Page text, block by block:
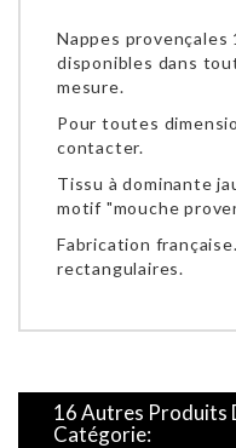
Nappes provençales
disponibles dans
mesure.
Pour toutes
contacter.
Tissu à dominante
motif "mouche
Fabrication
rectangulaires.
16 Autres Produits
Catégorie: